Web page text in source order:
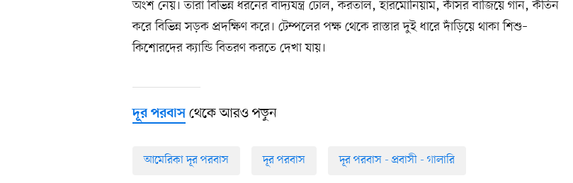
অংশ নেয়। তারা বিভিন্ন ধরনের বাদ্যযন্ত্র ঢোল, করতাল, হারমোনিয়াম, কাঁসর বাজিয়ে গান, কীর্তন
করে বিভিন্ন সড়ক প্রদক্ষিণ করে। টেম্পলের পক্ষ থেকে রাস্তার দুই ধারে দাঁড়িয়ে থাকা শিশু–
কিশোরদের ক্যান্ডি বিতরণ করতে দেখা যায়।
দূর পরবাস থেকে আরও পড়ুন
আমেরিকা দূর পরবাস দূর পরবাস দূর পরবাস - প্রবাসী - গালারি